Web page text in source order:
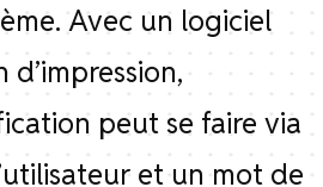
Avec un logiciel
d’impression,
peut se faire via
et un mot de